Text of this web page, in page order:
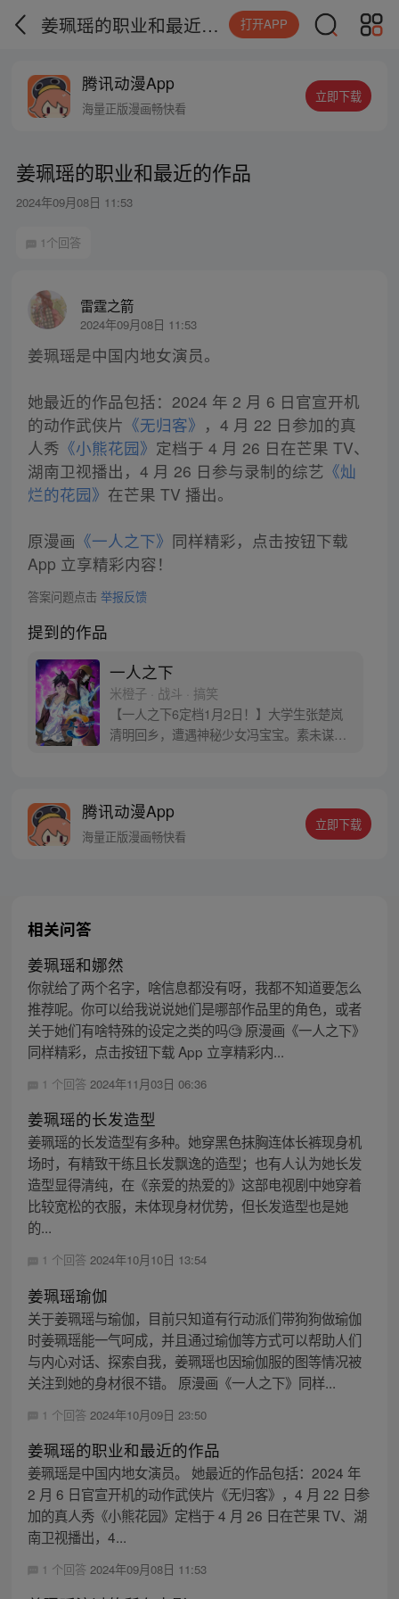
姜珮瑶的职业和最近的作品 打开APP
腾讯动漫App
海量正版漫画畅快看
立即下载
姜珮瑶的职业和最近的作品
2024年09月08日 11:53
1个回答
雷霆之箭
2024年09月08日 11:53
姜珮瑶是中国内地女演员。
她最近的作品包括：2024 年 2 月 6 日官宣开机
的动作武侠片 《无归客》 ，4 月 22 日参加的真
人秀 《小熊花园》 定档于 4 月 26 日在芒果 TV、
湖南卫视播出，4 月 26 日参与录制的综艺 《灿
烂的花园》 在芒果 TV 播出。
原漫画 《一人之下》 同样精彩，点击按钮下载
App 立享精彩内容！
答案问题点击 举报反馈
提到的作品
一人之下
米橙子 · 战斗 · 搞笑
【一人之下6定档1月2日！】大学生张楚岚
清明回乡，遭遇神秘少女冯宝宝。素未谋面
密，张楚岚的生活被彻底颠覆，与冯宝宝一
同踏上“异人”之旅。
腾讯动漫App
海量正版漫画畅快看
立即下载
相关问答
姜珮瑶和娜然
你就给了两个名字，啥信息都没有呀，我都不知道要怎么
推荐呢。你可以给我说说她们是哪部作品里的角色，或者
关于她们有啥特殊的设定之类的吗🧐 原漫画《一人之下》
同样精彩，点击按钮下载 App 立享精彩内...
1 个回答 2024年11月03日 06:36
姜珮瑶的长发造型
姜珮瑶的长发造型有多种。她穿黑色抹胸连体长裤现身机
场时，有精致干练且长发飘逸的造型；也有人认为她长发
造型显得清纯，在《亲爱的热爱的》这部电视剧中她穿着
比较宽松的衣服，未体现身材优势，但长发造型也是她
的...
1 个回答 2024年10月10日 13:54
姜珮瑶瑜伽
关于姜珮瑶与瑜伽，目前只知道有行动派们带狗狗做瑜伽
时姜珮瑶能一气呵成，并且通过瑜伽等方式可以帮助人们
与内心对话、探索自我，姜珮瑶也因瑜伽服的图等情况被
关注到她的身材很不错。 原漫画《一人之下》同样...
1 个回答 2024年10月09日 23:50
姜珮瑶的职业和最近的作品
姜珮瑶是中国内地女演员。 她最近的作品包括：2024 年
2 月 6 日官宣开机的动作武侠片《无归客》，4 月 22 日参
加的真人秀《小熊花园》定档于 4 月 26 日在芒果 TV、湖
南卫视播出，4...
1 个回答 2024年09月08日 11:53